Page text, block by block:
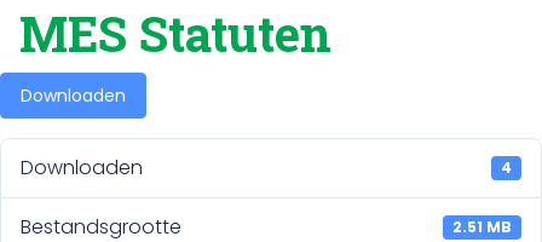
MES Statuten
Downloaden
Downloaden 4
Bestandsgrootte 2.51 MB